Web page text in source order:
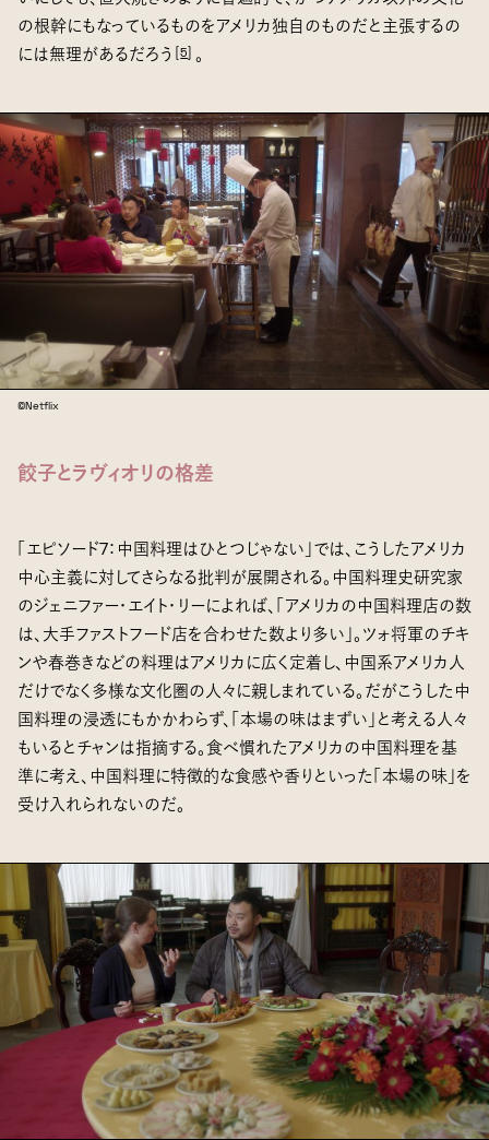
の根幹にもなっているものをアメリカ独自のものだと主張するの
には無理があるだろう
[5 。
©Netflix
餃子とラヴィオリの格差
「エピソード7：中国料理はひとつじゃない」では、こうしたアメリカ
中心主義に対してさらなる批判が展開される。中国料理史研究家
のジェニファー・エイト・リーによれば、「アメリカの中国料理店の数
は、大手ファストフード店を合わせた数より多い」。ツォ将軍のチキ
ンや春巻きなどの料理はアメリカに広く定着し、中国系アメリカ人
だけでなく多様な文化圏の人々に親しまれている。だがこうした中
国料理の浸透にもかかわらず、「本場の味はまずい」と考える人々
もいるとチャンは指摘する。食べ慣れたアメリカの中国料理を基
準に考え、中国料理に特徴的な食感や香りといった「本場の味」を
受け入れられないのだ。